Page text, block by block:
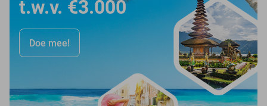
t.w.v. €3.000
Doe mee!